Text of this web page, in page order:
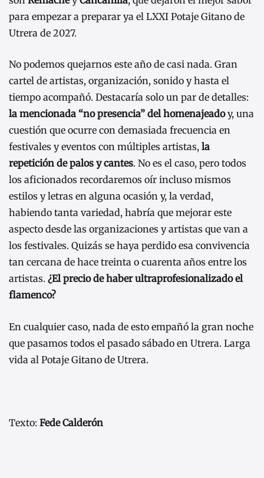
para empezar a preparar ya el LXXI Potaje Gitano de
Utrera de 2027.
No podemos quejarnos este año de casi nada. Gran
cartel de artistas, organización, sonido y hasta el
tiempo acompañó. Destacaría solo un par de detalles:
la mencionada “no presencia” del homenajeadoy, una
cuestión que ocurre con demasiada frecuencia en
festivales y eventos con múltiples artistas, la
repetición de palos y cantes. No es el caso, pero todos
los aficionados recordaremos oír incluso mismos
estilos y letras en alguna ocasión y, la verdad,
habiendo tanta variedad, habría que mejorar este
aspecto desde las organizaciones y artistas que van a
los festivales. Quizás se haya perdido esa convivencia
tan cercana de hace treinta o cuarenta años entre los
artistas. ¿El precio de haber ultraprofesionalizado el
flamenco?
En cualquier caso, nada de esto empañó la gran noche
que pasamos todos el pasado sábado en Utrera. Larga
vida al Potaje Gitano de Utrera.
Texto: Fede Calderón